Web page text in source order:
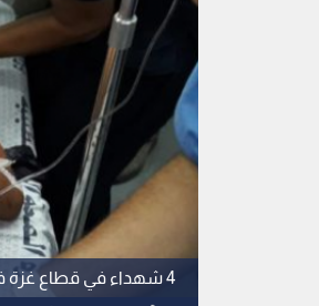
4 شهداء في قطاع غزة في مسيرات العودة